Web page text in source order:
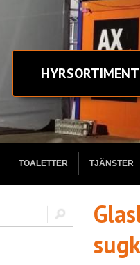
HYRSORTIMENT
TOALETTER TJÄNSTER